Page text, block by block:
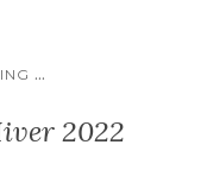
...
2022